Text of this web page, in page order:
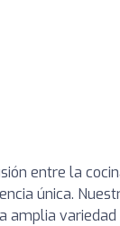
entre la
única.
amplia